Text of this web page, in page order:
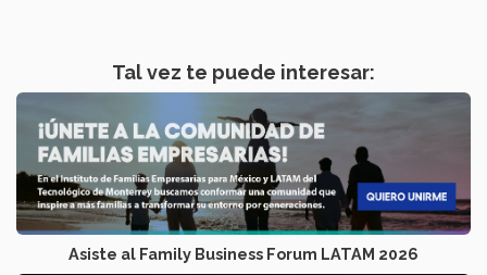
Tal vez te puede interesar:
Asiste al Family Business Forum LATAM 2026